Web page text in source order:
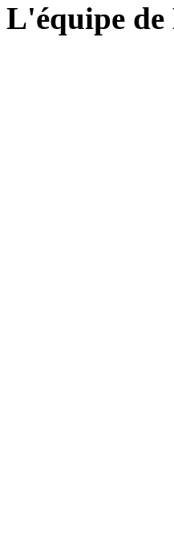
L'équipe de